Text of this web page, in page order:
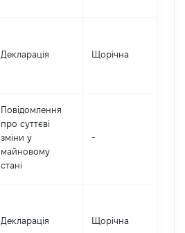
Декларація Щорічна
Повідомлення
про суттєві
зміни y
майновому
стані
-
Декларація Щорічна